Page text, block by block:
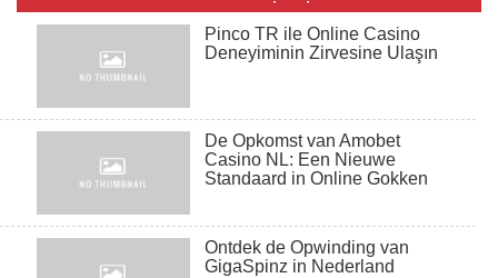
Pinco TR ile Online Casino
Deneyiminin Zirvesine Ulaşın
De Opkomst van Amobet
Casino NL: Een Nieuwe
Standaard in Online Gokken
Ontdek de Opwinding van
GigaSpinz in Nederland